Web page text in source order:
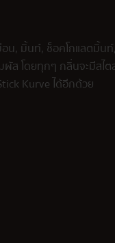
น, มิ้นท์, ช็อคโกแลตมิ้น
ส โดยทุกๆ กลิ่นจะมีสไ
Kurve ได้อีกด้วย